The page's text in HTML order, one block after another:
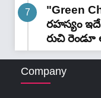
"Green
రహస్యం
రుచి
Company